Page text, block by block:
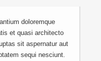
doloremque
et quasi architecto
sit aspernatur aut
sequi nesciunt.